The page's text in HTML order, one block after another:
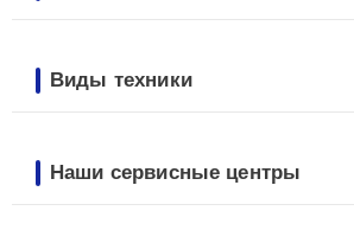
Виды техники
Наши сервисные центры